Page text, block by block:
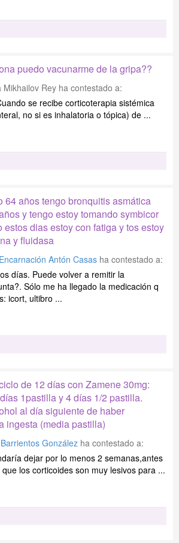
puedo vacunarme de la gripa??
Mikhailov Rey ha contestado a:
se recibe corticoterapia sistémica
no si es inhalatoria o tópica) de ...
64 años tengo bronquitis asmática
y tengo estoy tomando symbicor
estos dias estoy con fatiga y tos estoy
y fluidasa
Antón Casas ha contestado a:
días. Puede volver a remitir la
Sólo me ha llegado la medicación q
icort, ultibro ...
de 12 días con Zamene 30mg:
1pastilla y 4 días 1/2 pastilla.
al día siguiente de haber
ingesta (media pastilla)
González ha contestado a:
dejar por lo menos 2 semanas,antes
los corticoides son muy lesivos para ...